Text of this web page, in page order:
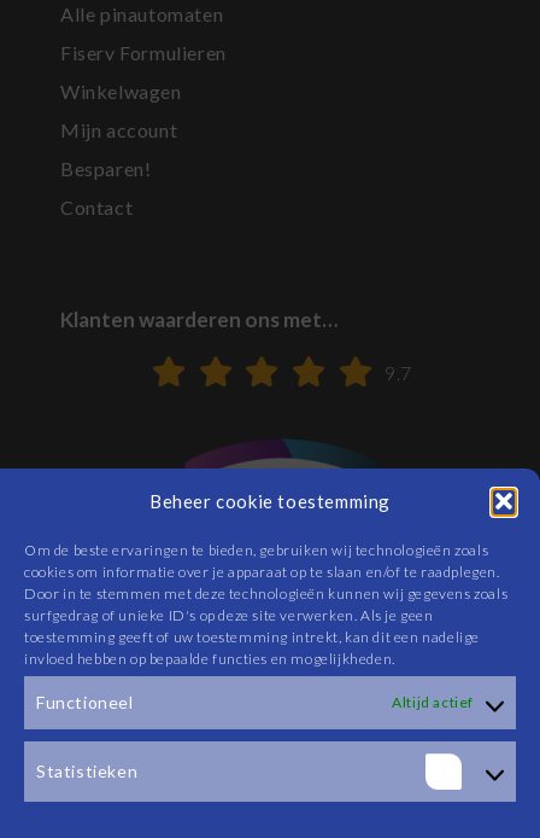
Beheer cookie toestemming
Om de beste ervaringen te bieden, gebruiken wij technologieën zoals
cookies om informatie over je apparaat op te slaan en/of te raadplegen.
Door in te stemmen met deze technologieën kunnen wij gegevens zoals
surfgedrag of unieke ID's op deze site verwerken. Als je geen
toestemming geeft of uw toestemming intrekt, kan dit een nadelige
invloed hebben op bepaalde functies en mogelijkheden.
Functioneel Altijd actief
Statistieken
Alle pinautomaten
Fiserv Formulieren
Winkelwagen
Mijn account
Besparen!
Contact
Klanten waarderen ons met…
9.7
Cookiebeleid Algemene Voorwaarden